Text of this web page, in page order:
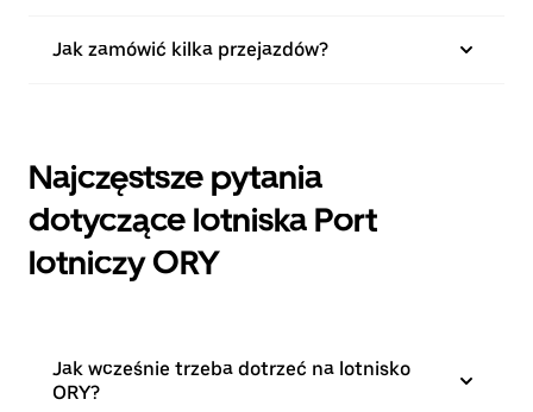
Jak zamówić kilka przejazdów?
Najczęstsze pytania
dotyczące lotniska Port
lotniczy ORY
Jak wcześnie trzeba dotrzeć na lotnisko
ORY?